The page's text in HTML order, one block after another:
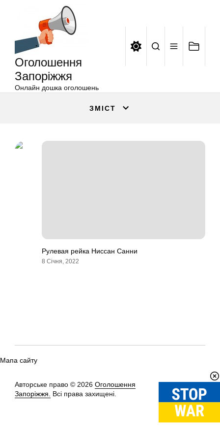
Оголошення
Запоріжжя
Онлайн дошка оголошень
ЗМІСТ
Рулевая рейка Ниссан Санни
8 Січня, 2022
Мапа сайту
Авторське право © 2026 Оголошення
Запоріжжя.
Всі права захищені.
Вгору↑